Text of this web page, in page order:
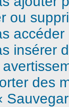
ou
insérer
des